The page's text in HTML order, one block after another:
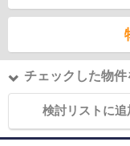
チェックした物
検討リストに追